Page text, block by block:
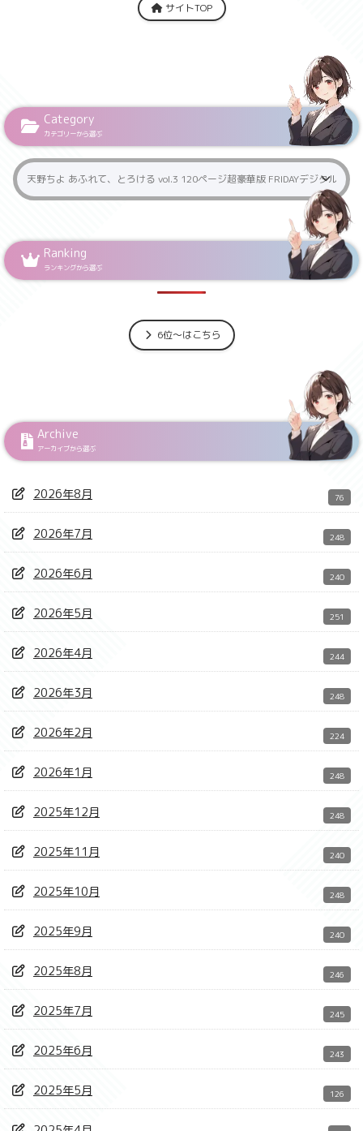
サイトTOP
Category
カテゴリーから選ぶ
Ranking
ランキングから選ぶ
6位～はこちら
Archive
アーカイブから選ぶ
2026年8月 76
2026年7月 248
2026年6月 240
2026年5月 251
2026年4月 244
2026年3月 248
2026年2月 224
2026年1月 248
2025年12月 248
2025年11月 240
2025年10月 248
2025年9月 240
2025年8月 246
2025年7月 245
2025年6月 243
2025年5月 126